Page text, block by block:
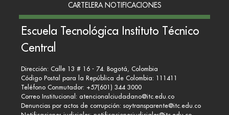
CARTELERA NOTIFICACIONES
Escuela Tecnológica Instituto Técnico
Central
Dirección: Calle 13 # 16 - 74. Bogotá, Colombia
Código Postal para la República de Colombia: 111411
Teléfono Conmutador: +57(601) 344 3000
Correo Institucional: atencionalciudadano@itc.edu.co
Denuncias por actos de corrupción: soytransparente@itc.edu.co